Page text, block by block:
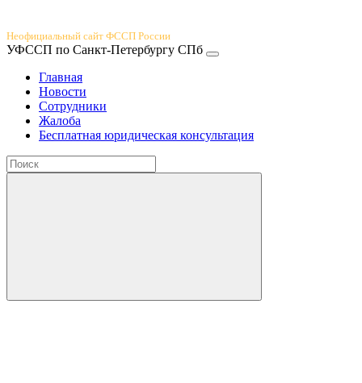
Неофициальный сайт ФССП России
УФССП по Санкт-Петербургу СПб
Главная
Новости
Сотрудники
Жалоба
Бесплатная юридическая консультация